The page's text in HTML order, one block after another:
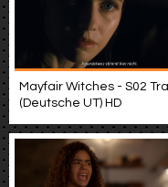
Mayfair Witches - S02
(Deutsche UT) HD